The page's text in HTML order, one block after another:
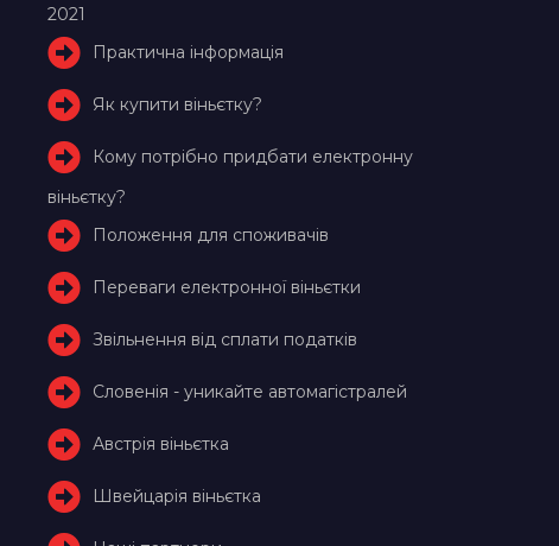
2021
Практична інформація
Як купити віньєтку?
Кому потрібно придбати електронну
віньєтку?
Положення для споживачів
Переваги електронної віньєтки
Звільнення від сплати податків
Словенія - уникайте автомагістралей
Австрія віньєтка
Швейцарія віньєтка